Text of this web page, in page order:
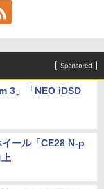
3」「NEO iDSD
ール「CE28 N-p